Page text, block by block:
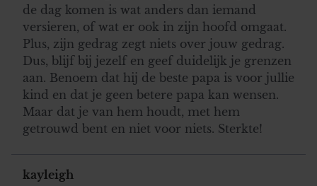
de dag komen is wat anders dan iemand
versieren, of wat er ook in zijn hoofd omgaat.
Plus, zijn gedrag zegt niets over jouw gedrag.
Dus, blijf bij jezelf en geef duidelijk je grenzen
aan. Benoem dat hij de beste papa is voor jullie
kind en dat je geen betere papa kan wensen.
Maar dat je van hem houdt, met hem
getrouwd bent en niet voor niets. Sterkte!
kayleigh